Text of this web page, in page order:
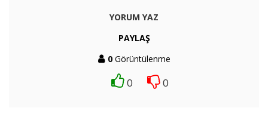
YORUM YAZ
PAYLAŞ
0Görüntülenme
0 0